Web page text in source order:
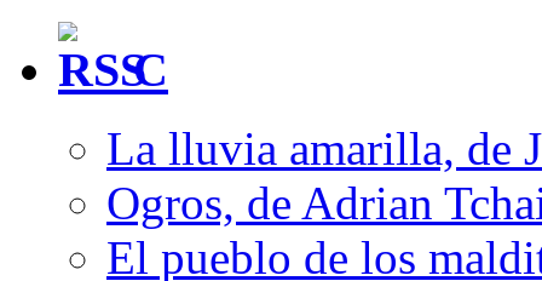
C
La lluvia amarilla, de
Ogros, de Adrian
El pueblo de los